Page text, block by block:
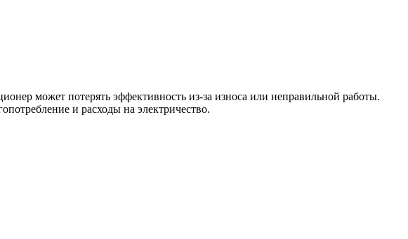
может потерять эффективность из-за износа или неправильной работы.
и расходы на электричество.